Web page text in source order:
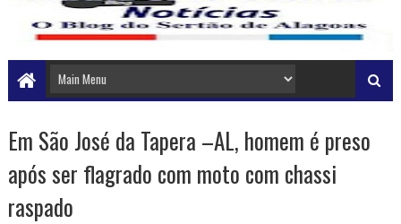
Em São José da Tapera –AL, homem é preso
após ser flagrado com moto com chassi
raspado